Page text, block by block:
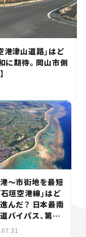
港津山道路」はど
に期待。岡山市側
～市街地を最短
石垣空港線」はど
んだ？ 日本最南
バイパス、第2
伸開通 【いま気